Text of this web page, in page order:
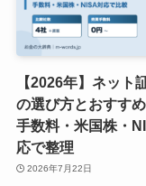
【2026年】ネット
の選び方とおすすめ
手数料・米国株・
応で整理
2026年7月22日